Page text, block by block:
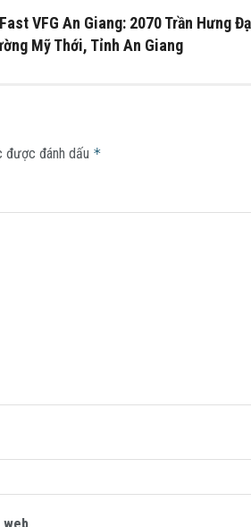
VFG An Giang: 2070 Trần Hưng
Mỹ Thới, Tỉnh An Giang
đánh dấu *